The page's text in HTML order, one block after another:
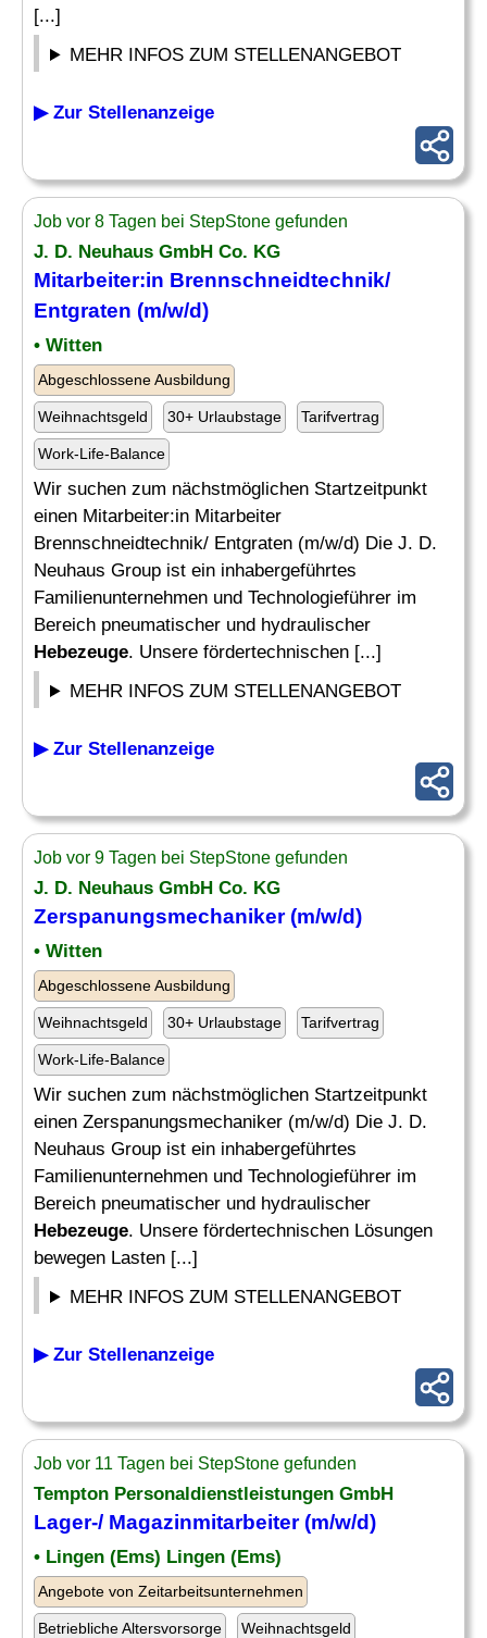
[...]
MEHR INFOS ZUM STELLENANGEBOT
▶ Zur Stellenanzeige
Job vor 8 Tagen bei StepStone gefunden
J. D. Neuhaus GmbH Co. KG
Mitarbeiter:in Brennschneidtechnik/
Entgraten (m/w/d)
• Witten
Abgeschlossene Ausbildung
Weihnachtsgeld 30+ Urlaubstage Tarifvertrag
Work-Life-Balance
Wir suchen zum nächstmöglichen Startzeitpunkt
einen Mitarbeiter:in Mitarbeiter
Brennschneidtechnik/ Entgraten (m/w/d) Die J. D.
Neuhaus Group ist ein inhabergeführtes
Familienunternehmen und Technologieführer im
Bereich pneumatischer und hydraulischer
Hebezeuge. Unsere fördertechnischen [...]
MEHR INFOS ZUM STELLENANGEBOT
▶ Zur Stellenanzeige
Job vor 9 Tagen bei StepStone gefunden
J. D. Neuhaus GmbH Co. KG
Zerspanungsmechaniker (m/w/d)
• Witten
Abgeschlossene Ausbildung
Weihnachtsgeld 30+ Urlaubstage Tarifvertrag
Work-Life-Balance
Wir suchen zum nächstmöglichen Startzeitpunkt
einen Zerspanungsmechaniker (m/w/d) Die J. D.
Neuhaus Group ist ein inhabergeführtes
Familienunternehmen und Technologieführer im
Bereich pneumatischer und hydraulischer
Hebezeuge. Unsere fördertechnischen Lösungen
bewegen Lasten [...]
MEHR INFOS ZUM STELLENANGEBOT
▶ Zur Stellenanzeige
Job vor 11 Tagen bei StepStone gefunden
Tempton Personaldienstleistungen GmbH
Lager-/ Magazinmitarbeiter (m/w/d)
• Lingen (Ems) Lingen (Ems)
Angebote von Zeitarbeitsunternehmen
Betriebliche Altersvorsorge Weihnachtsgeld